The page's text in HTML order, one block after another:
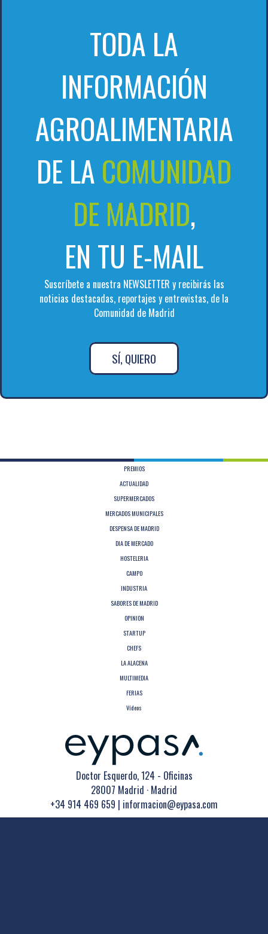
TODA LA
INFORMACIÓN
AGROALIMENTARIA
DE LACOMUNIDAD
DE MADRID,
EN TU E-MAIL
Suscríbete a nuestra NEWSLETTER y recibirás las
noticias destacadas, reportajes y entrevistas, de la
Comunidad de Madrid
SÍ, QUIERO
PREMIOS
ACTUALIDAD
SUPERMERCADOS
MERCADOS MUNICIPALES
DESPENSA DE MADRID
DIA DE MERCADO
HOSTELERIA
CAMPO
INDUSTRIA
SABORES DE MADRID
OPINION
STARTUP
CHEFS
LA ALACENA
MULTIMEDIA
FERIAS
Vídeos
Doctor Esquerdo, 124 - Oficinas
28007 Madrid · Madrid
+34 914 469 659 | informacion@eypasa.com